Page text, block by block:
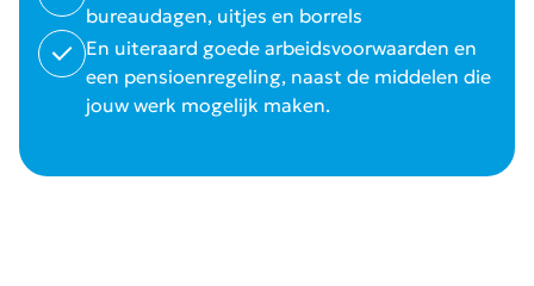
bureaudagen, uitjes en borrels
En uiteraard goede arbeidsvoorwaarden en
een pensioenregeling, naast de middelen die
jouw werk mogelijk maken.